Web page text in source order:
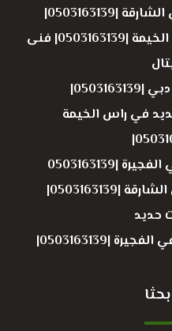
|0503163139|
حداد أبواب حديد في راس الخيمة |0503163139| فنى
في راس الخيمة
|0503163139
تركيب قرميد حديد في الشارقة |0503163139|
حديد
|0503163139|